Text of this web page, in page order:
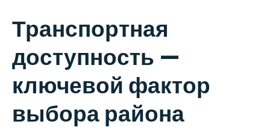
Транспортная
доступность —
ключевой фактор
выбора района